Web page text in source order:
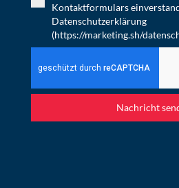
Kontaktformulars
Datenschutzerklärung
(https://marketing.sh/
Nachricht